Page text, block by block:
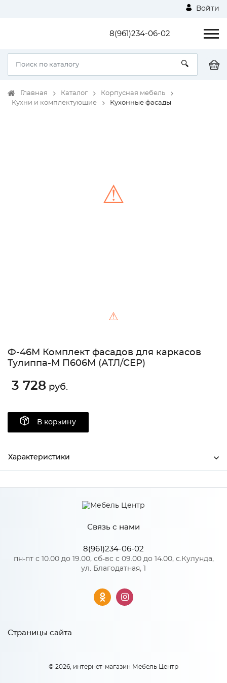
Войти
8(961)234-06-02
Главная Каталог
Корпусная мебель
Кухни и комплектующие
Кухонные фасады
⚠
⚠
Ф-46М Комплект фасадов для каркасов
Тулиппа-М П606М (АТЛ/СЕР)
3 728 руб.
В корзину
Характеристики
Производитель Сурская мебель
АТЛ/СЕР
Количество упаковок: 1
Связь с нами
8(961)234-06-02
пн-пт с 10.00 до 19.00, сб-вс с 09.00 до 14.00, с.Кулунда,
ул. Благодатная, 1
Страницы сайта
© 2026, интернет-магазин Мебель Центр